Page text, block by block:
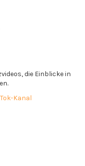
die Einblicke in
Kanal